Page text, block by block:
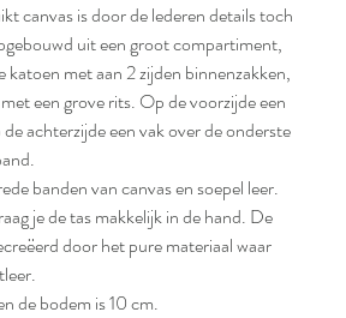
canvas is door de lederen details toch
uit een groot compartiment,
katoen met aan 2 zijden binnenzakken,
een grove rits. Op de voorzijde een
achterzijde een vak over de onderste
banden van canvas en soepel leer.
je de tas makkelijk in de hand. De
door het pure materiaal waar
de bodem is 10 cm.